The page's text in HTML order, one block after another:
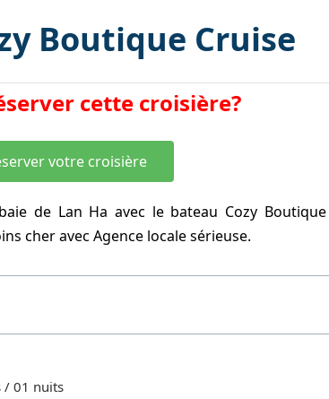
Boutique Cruise
cette croisière?
votre croisière
de Lan Ha avec le bateau Cozy
cher avec Agence locale sérieuse.
/ 01 nuits